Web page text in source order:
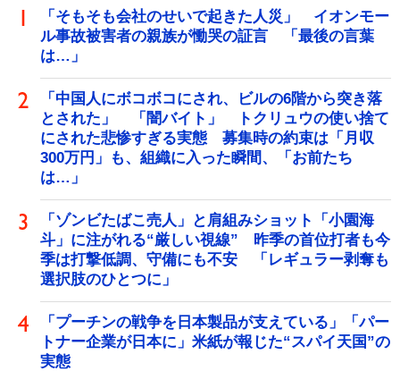
「そもそも会社のせいで起きた人災」 イオンモー
ル事故被害者の親族が慟哭の証言 「最後の言葉
は…」
「中国人にボコボコにされ、ビルの6階から突き落
とされた」 「闇バイト」 トクリュウの使い捨て
にされた悲惨すぎる実態 募集時の約束は「月収
300万円」も、組織に入った瞬間、「お前たち
は…」
「ゾンビたばこ売人」と肩組みショット「小園海
斗」に注がれる“厳しい視線” 昨季の首位打者も今
季は打撃低調、守備にも不安 「レギュラー剥奪も
選択肢のひとつに」
「プーチンの戦争を日本製品が支えている」「パー
トナー企業が日本に」米紙が報じた“スパイ天国”の
実態